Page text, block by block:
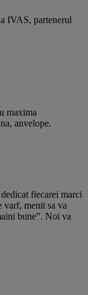
IVAS, partenerul
maxima
anvelope.
fiecarei marci
varf, menit sa va
bune”. Noi va